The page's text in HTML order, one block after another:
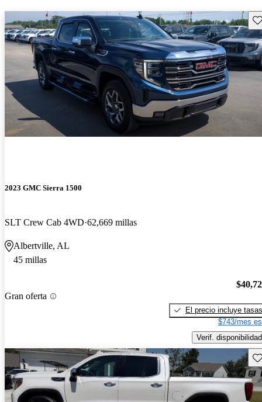
2023 GMC Sierra 1500
SLT Crew Cab 4WD 62,669 millas
Albertville, AL
45 millas
Gran oferta
El precio incluye tasas
$743/mes
Verif. disponibilidad